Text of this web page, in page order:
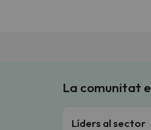
La comunitat
Líders al sector